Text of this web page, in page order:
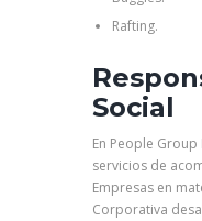
Rafting.
Social
En People
servicios de
Empresas en
Corporativa